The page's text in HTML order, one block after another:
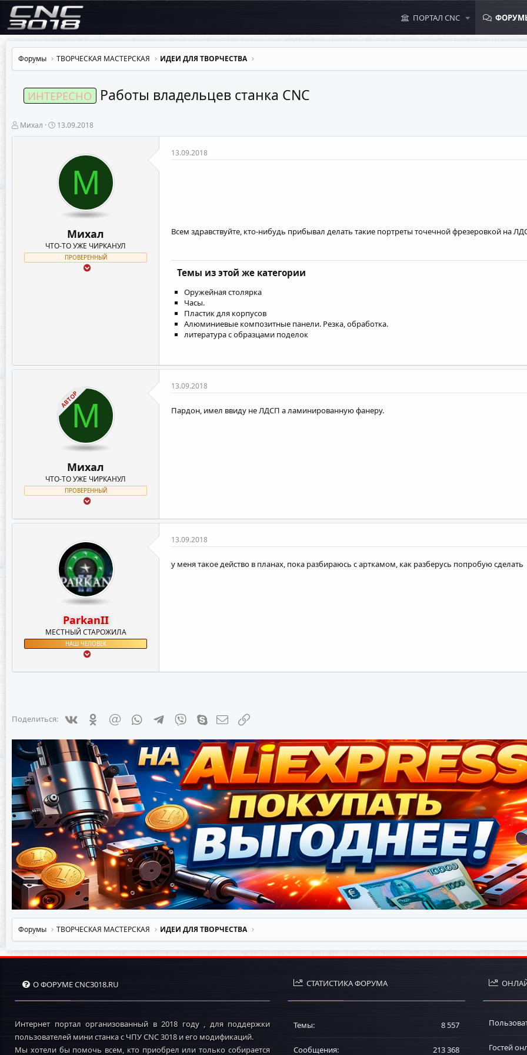
ПОРТАЛ CNC
Форумы ТВОРЧЕСКАЯ МАСТЕРСКАЯ ИДЕИ ДЛЯ ТВОРЧЕСТВА
ИНТЕРЕСНО Работы владельцев станка CNC
А
в
Михал
Д
а
а
ч
а
13.09.2018
М
Михал
ЧТО-ТО УЖЕ ЧИРКАНУЛ
ПРОВЕРЕННЫЙ
13.09.2018
Всем здравствуйте, кто-нибудь прибывал делать такие портреты точечной фрезеровкой на
Темы из этой же категории
Оружейная столярка
Часы.
Пластик для корпусов
Алюминиевые композитные панели. Резка, обработка.
литература с образцами поделок
АВТОРМ
Михал
ЧТО-ТО УЖЕ ЧИРКАНУЛ
ПРОВЕРЕННЫЙ
13.09.2018
Пардон, имел ввиду не ЛДСП а ламинированную фанеру.
ParkanII
МЕСТНЫЙ СТАРОЖИЛА
НАШ ЧЕЛОВЕК
13.09.2018
у меня такое действо в планах, пока разбираюсь с арткамом, как разберусь попробую сделать
Поделиться: VkontakteOdnoklassniki
Mail.ru WhatsAppTelegramViber Skype Электронная почта
Форумы ТВОРЧЕСКАЯ МАСТЕРСКАЯ ИДЕИ ДЛЯ ТВОРЧЕСТВА
О ФОРУМЕ CNC3018.RU
Интернет портал организованный в 2018 году , для поддержки
пользователей мини станка с ЧПУ CNC 3018 и его модификаций.
Мы хотели бы помочь всем, кто приобрел или только собирается
СТАТИСТИКА ФОРУМА
Темы 8 557
Сообщения 213 368 Гостей